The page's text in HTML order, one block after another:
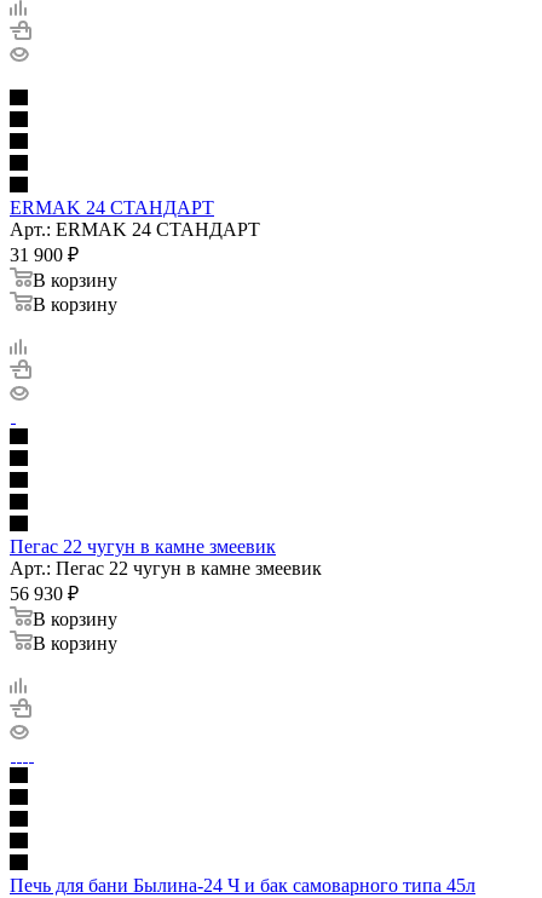
ERMAK 24 СТАНДАРТ
Арт.: ERMAK 24 СТАНДАРТ
31 900 ₽
В корзину
В корзину
Пегас 22 чугун в камне змеевик
Арт.: Пегас 22 чугун в камне змеевик
56 930 ₽
В корзину
В корзину
Печь для бани Былина-24 Ч и бак самоварного типа 45л